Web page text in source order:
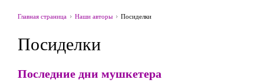
Главная страница Наши авторы Посиделки
Посиделки
Последние дни мушкетера